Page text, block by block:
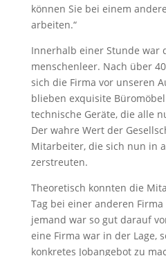
können Sie bei einem
arbeiten.“
Innerhalb einer Stunde war
menschenleer. Nach über
sich die Firma vor unseren
blieben exquisite
technische Geräte, die alle
Der wahre Wert der
Mitarbeiter, die sich nun in
zerstreuten.
Theoretisch konnten die
Tag bei einer anderen
jemand war so gut darauf
eine Firma war in der Lage,
konkretes Jobangebot zu